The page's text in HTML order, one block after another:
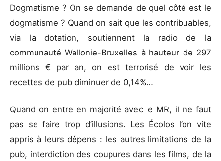
Dogmatisme ? On se demande de quel côté est le
dogmatisme ? Quand on sait que les contribuables,
via la dotation, soutiennent la radio de la
communauté Wallonie-Bruxelles à hauteur de 297
millions € par an, on est terrorisé de voir les
recettes de pub diminuer de 0,14%…
Quand on entre en majorité avec le MR, il ne faut
pas se faire trop d’illusions. Les Écolos l’on vite
appris à leurs dépens : les autres limitations de la
pub, interdiction des coupures dans les films, de la